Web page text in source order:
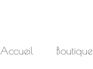
Accueil Boutique